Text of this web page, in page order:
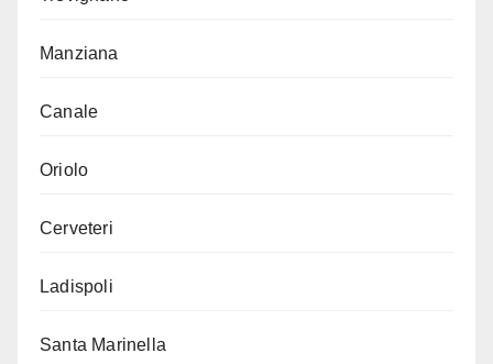
Manziana
Canale
Oriolo
Cerveteri
Ladispoli
Santa Marinella